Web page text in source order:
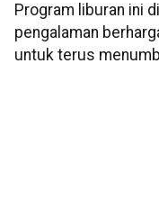
Program liburan ini
pengalaman
untuk terus